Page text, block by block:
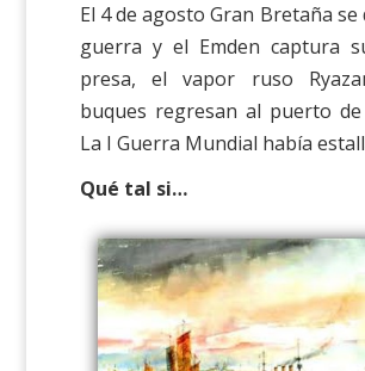
El 4 de agosto Gran Bretaña se
guerra y el Emden captura
presa, el vapor ruso
buques regresan al puerto
La I Guerra Mundial había
Qué tal si…